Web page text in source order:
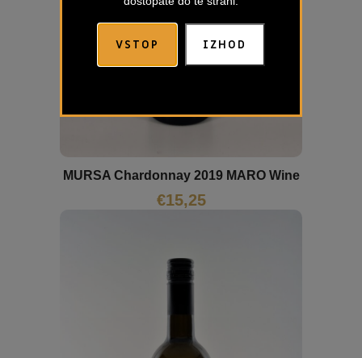
VSTOP IZHOD
MURSA Chardonnay 2019 MARO Wine
€15,25